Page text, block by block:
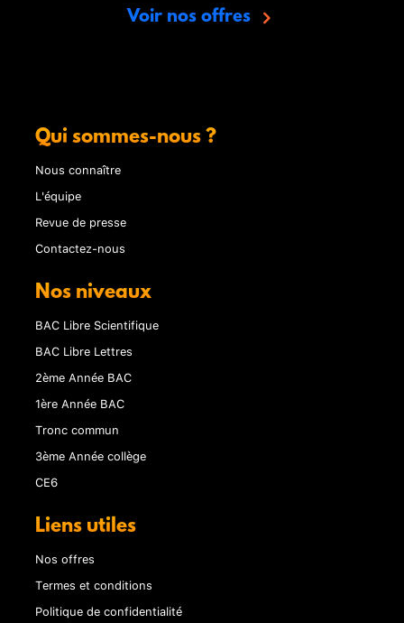
Voir nos offres
Qui sommes-nous ?
Nous connaître
L'équipe
Revue de presse
Contactez-nous
Nos niveaux
BAC Libre Scientifique
BAC Libre Lettres
2ème Année BAC
1ère Année BAC
Tronc commun
3ème Année collège
CE6
Liens utiles
Nos offres
Termes et conditions
Politique de confidentialité